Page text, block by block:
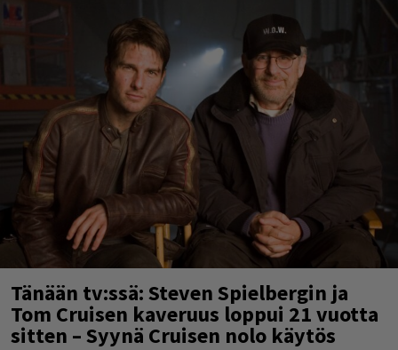
Tänään tv:ssä: Steven Spielbergin ja
Tom Cruisen kaveruus loppui 21 vuotta
sitten – Syynä Cruisen nolo käytös